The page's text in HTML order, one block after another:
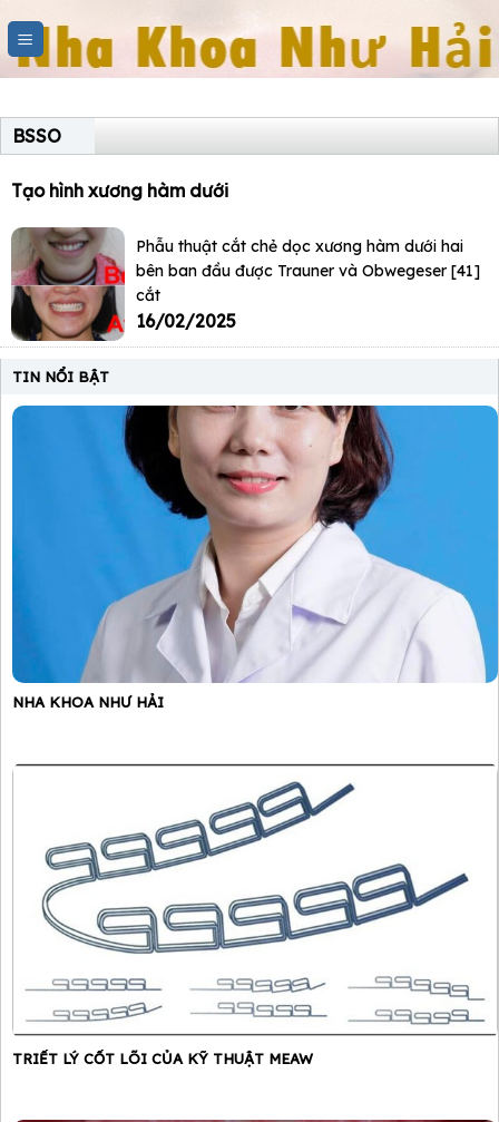
content
BSSO
Tạo hình xương hàm dưới
Phẫu thuật cắt chẻ dọc xương hàm dưới hai
bên ban đầu được Trauner và Obwegeser [41]
cắt
16/02/2025
TIN NỔI BẬT
NHA KHOA NHƯ HẢI
TRIẾT LÝ CỐT LÕI CỦA KỸ THUẬT MEAW